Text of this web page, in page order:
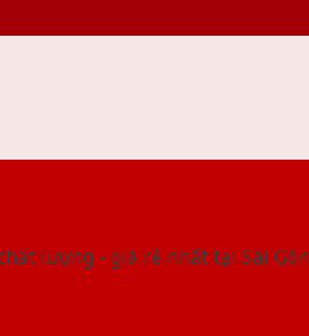
lượng - giá rẻ nhất tại Sài Gòn